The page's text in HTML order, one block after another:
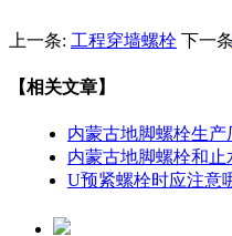
上一条: 工程穿墙螺栓 下一
【相关文章】
内蒙古地脚螺栓生
内蒙古地脚螺栓和止
U预紧螺栓时应注意